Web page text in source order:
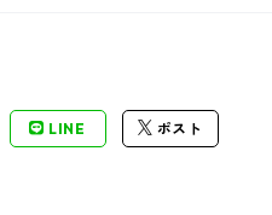
LINE ポスト